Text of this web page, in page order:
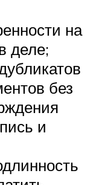
на
деле;
без
и